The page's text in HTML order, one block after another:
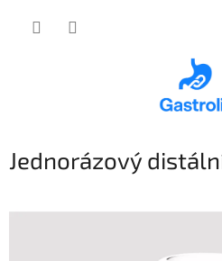
Jednorázový